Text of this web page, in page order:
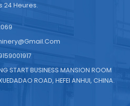
24 Heures.
START BUSINESS MANSION ROOM
ROAD, HEFEI ANHUI, CHINA.